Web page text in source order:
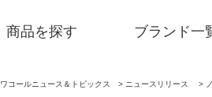
商品を探す ブランド一
ワコールニュース＆トピックス > ニュースリリース > ノ